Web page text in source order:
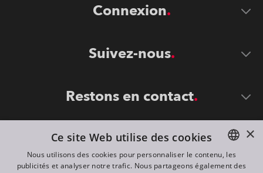
Connexion
Suivez-nous
Restons en contact
ENGLISH
×
Ce site Web utilise des cookies
Nous utilisons des cookies pour personnaliser le contenu, les
publicités et analyser notre trafic. Nous partageons également des